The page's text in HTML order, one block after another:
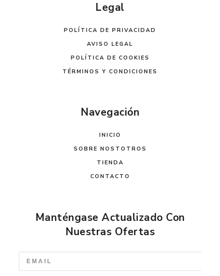
Legal
POLÍTICA DE PRIVACIDAD
AVISO LEGAL
POLÍTICA DE COOKIES
TÉRMINOS Y CONDICIONES
Navegación
INICIO
SOBRE NOSTOTROS
TIENDA
CONTACTO
Manténgase Actualizado Con
Nuestras Ofertas